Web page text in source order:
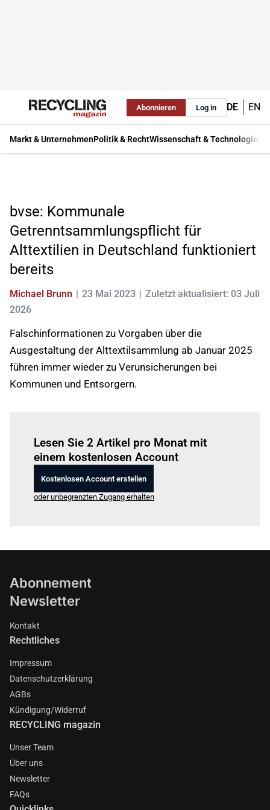
Abonnieren Log in DE EN
Markt & UnternehmenPolitik & RechtWissenschaft & Technologie
bvse: Kommunale
Getrenntsammlungspflicht für
Alttextilien in Deutschland funktioniert
bereits
Michael Brunn 23 Mai 2023
Zuletzt aktualisiert: 03 Juli
2026
Falschinformationen zu Vorgaben über die
Ausgestaltung der Alttextilsammlung ab Januar 2025
führen immer wieder zu Verunsicherungen bei
Kommunen und Entsorgern.
Lesen Sie 2 Artikel pro Monat mit
einem kostenlosen Account
Kostenlosen Account erstellen
oder unbegrenzten Zugang erhalten
Abonnement
Newsletter
Kontakt
Rechtliches
Impressum
Datenschutzerklärung
AGBs
Kündigung/Widerruf
RECYCLING magazin
Unser Team
Über uns
Newsletter
FAQs